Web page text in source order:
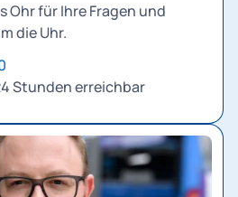
Ohr für Ihre Fragen und
die Uhr.
Stunden erreichbar